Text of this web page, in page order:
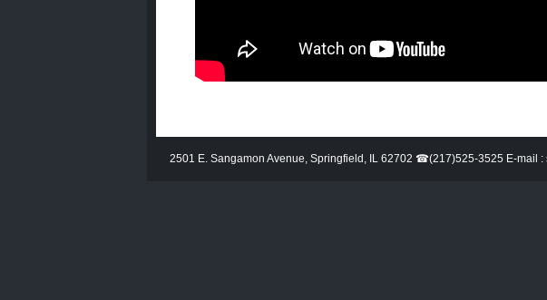
2501 E. Sangamon Avenue, Springfield, IL 62702 ☎(217)525-3525 E-mail